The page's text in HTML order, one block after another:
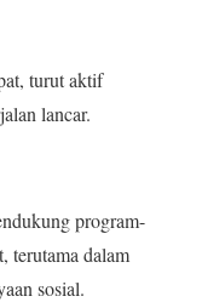
turut aktif
lancar.
program-
terutama dalam
sosial.